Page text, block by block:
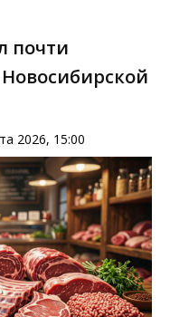
почти
2026, 15:00